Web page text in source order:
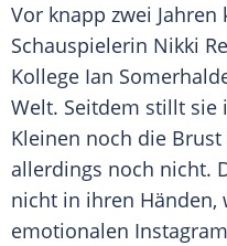
Vor knapp zwei
Schauspielerin Nikki
Kollege Ian
Welt. Seitdem stillt sie
Kleinen noch die
allerdings noch nicht.
nicht in ihren Händen,
emotionalen